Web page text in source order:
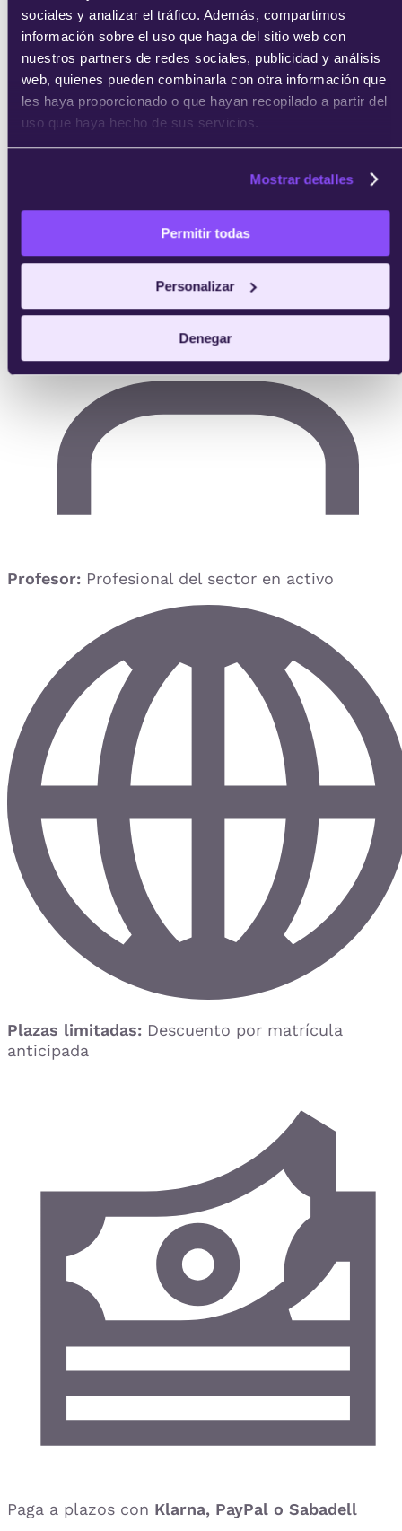
sociales y analizar el tráfico. Además, compartimos
información sobre el uso que haga del sitio web con
nuestros partners de redes sociales, publicidad y análisis
web, quienes pueden combinarla con otra información que
les haya proporcionado o que hayan recopilado a partir del
uso que haya hecho de sus servicios.
Mostrar detalles
Permitir todas
Personalizar
Denegar
Consigue tu certificado
Completas las prácticas y obtienes tu certificado
acreditativo de IEBS.
Profesor: Profesional del sector en activo
Plazas limitadas: Descuento por matrícula
anticipada
Paga a plazos con Klarna, PayPal o Sabadell